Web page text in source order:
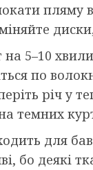
пляму
5–10
по
річ у
темних
для
бо деякі